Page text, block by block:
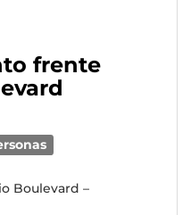
frente
Boulevard –